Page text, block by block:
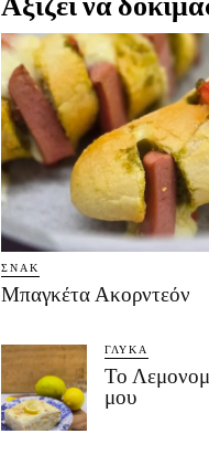
ΣΝΑΚ
Μπαγκέτα Ακορντεόν
ΓΛΥΚΆ
Το
μου